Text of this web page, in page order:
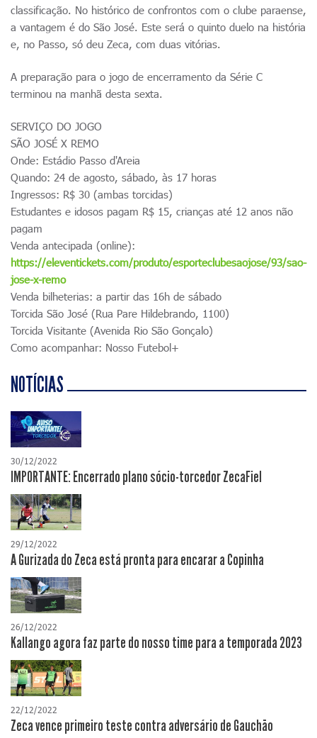
classificação. No histórico de confrontos com o clube paraense,
a vantagem é do São José. Este será o quinto duelo na história
e, no Passo, só deu Zeca, com duas vitórias.
A preparação para o jogo de encerramento da Série C
terminou na manhã desta sexta.
SERVIÇO DO JOGO
SÃO JOSÉ X REMO
Onde: Estádio Passo d'Areia
Quando: 24 de agosto, sábado, às 17 horas
Ingressos: R$ 30 (ambas torcidas)
Estudantes e idosos pagam R$ 15, crianças até 12 anos não
pagam
Venda antecipada (online):
https://eleventickets.com/produto/esporteclubesaojose/93/sao-
jose-x-remo
Venda bilheterias: a partir das 16h de sábado
Torcida São José (Rua Pare Hildebrando, 1100)
Torcida Visitante (Avenida Rio São Gonçalo)
Como acompanhar: Nosso Futebol+
NOTÍCIAS
30/12/2022
IMPORTANTE: Encerrado plano sócio-torcedor ZecaFiel
29/12/2022
A Gurizada do Zeca está pronta para encarar a Copinha
26/12/2022
Kallango agora faz parte do nosso time para a temporada 2023
22/12/2022
Zeca vence primeiro teste contra adversário de Gauchão